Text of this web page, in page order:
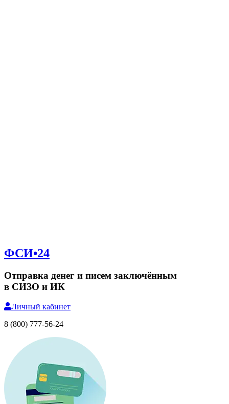
ФСИ•24
Отправка денег и писем заключённым
в СИЗО и ИК
Личный кабинет
8 (800) 777-56-24